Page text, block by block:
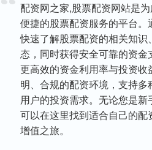
配资网之家,股票配资网站是为
便捷的股票配资服务的平台
快速了解股票配资的相关知
态，同时获得安全可靠的资
更高效的资金利用率与投资
明、合规的配资环境，支持
用户的投资需求。无论您是
可以在这里找到适合自己的配
增值之旅。